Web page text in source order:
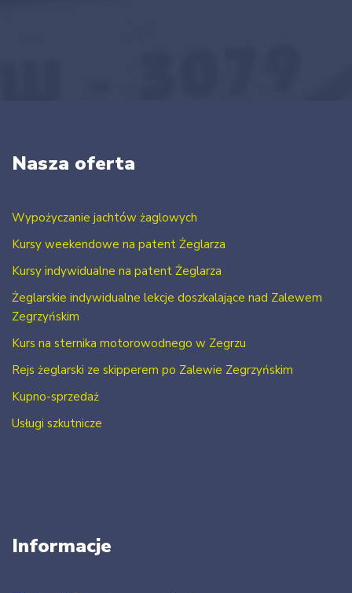
Nasza oferta
Wypożyczanie jachtów żaglowych
Kursy weekendowe na patent Żeglarza
Kursy indywidualne na patent Żeglarza
Żeglarskie indywidualne lekcje doszkalające nad Zalewem
Zegrzyńskim
Kurs na sternika motorowodnego w Zegrzu
Rejs żeglarski ze skipperem po Zalewie Zegrzyńskim
Kupno-sprzedaż
Usługi szkutnicze
Informacje